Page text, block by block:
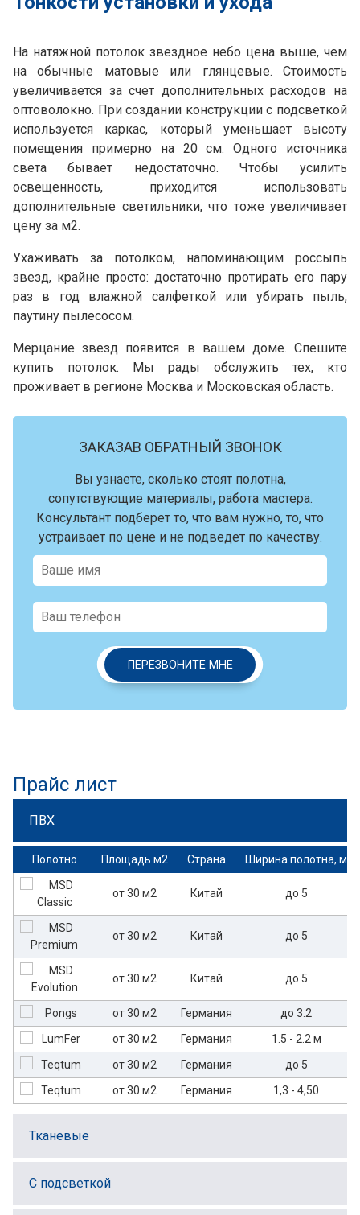
На натяжной потолок звездное небо цена выше, чем
на обычные матовые или глянцевые. Стоимость
увеличивается за счет дополнительных расходов на
оптоволокно. При создании конструкции с подсветкой
используется каркас, который уменьшает высоту
помещения примерно на 20 см. Одного источника
света бывает недостаточно. Чтобы усилить
освещенность, приходится использовать
дополнительные светильники, что тоже увеличивает
цену за м2.
Ухаживать за потолком, напоминающим россыпь
звезд, крайне просто: достаточно протирать его пару
раз в год влажной салфеткой или убирать пыль,
паутину пылесосом.
Мерцание звезд появится в вашем доме. Спешите
купить потолок. Мы рады обслужить тех, кто
проживает в регионе Москва и Московская область.
ЗАКАЗАВ ОБРАТНЫЙ ЗВОНОК
Вы узнаете, сколько стоят полотна,
сопутствующие материалы, работа мастера.
Консультант подберет то, что вам нужно, то, что
устраивает по цене и не подведет по качеству.
ПЕРЕЗВОНИТЕ МНЕ
Прайс лист
ПВХ
Полотно Площадь м2 Страна Ширина полотна, м
от 30 м2 Китай до 5
от 30 м2 Китай до 5
от 30 м2 Китай до 5
от 30 м2 Германия
до 3.2
от 30 м2
Германия
1.5 - 2.2 м
от 30 м2
Германия
до 5
от 30 м2
Германия 1,3 - 4,50
Тканевые
С подсветкой